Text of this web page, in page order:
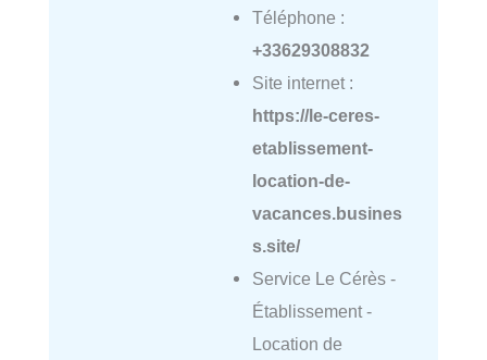
Téléphone :
+33629308832
Site internet :
https://le-ceres-
etablissement-
location-de-
vacances.busines
s.site/
Service Le Cérès -
Établissement -
Location de